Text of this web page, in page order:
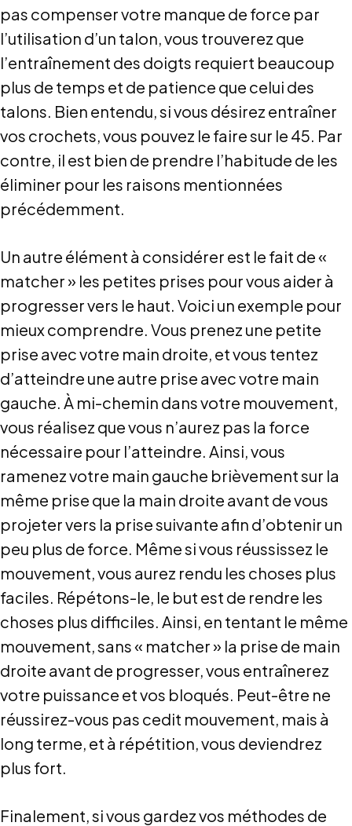
pas compenser votre manque de force par
l’utilisation d’un talon, vous trouverez que
l’entraînement des doigts requiert beaucoup
plus de temps et de patience que celui des
talons. Bien entendu, si vous désirez entraîner
vos crochets, vous pouvez le faire sur le 45. Par
contre, il est bien de prendre l’habitude de les
éliminer pour les raisons mentionnées
précédemment.
Un autre élément à considérer est le fait de «
matcher » les petites prises pour vous aider à
progresser vers le haut. Voici un exemple pour
mieux comprendre. Vous prenez une petite
prise avec votre main droite, et vous tentez
d’atteindre une autre prise avec votre main
gauche. À mi-chemin dans votre mouvement,
vous réalisez que vous n’aurez pas la force
nécessaire pour l’atteindre. Ainsi, vous
ramenez votre main gauche brièvement sur la
même prise que la main droite avant de vous
projeter vers la prise suivante afin d’obtenir un
peu plus de force. Même si vous réussissez le
mouvement, vous aurez rendu les choses plus
faciles. Répétons-le, le but est de rendre les
choses plus difficiles. Ainsi, en tentant le même
mouvement, sans « matcher » la prise de main
droite avant de progresser, vous entraînerez
votre puissance et vos bloqués. Peut-être ne
réussirez-vous pas cedit mouvement, mais à
long terme, et à répétition, vous deviendrez
plus fort.
Finalement, si vous gardez vos méthodes de